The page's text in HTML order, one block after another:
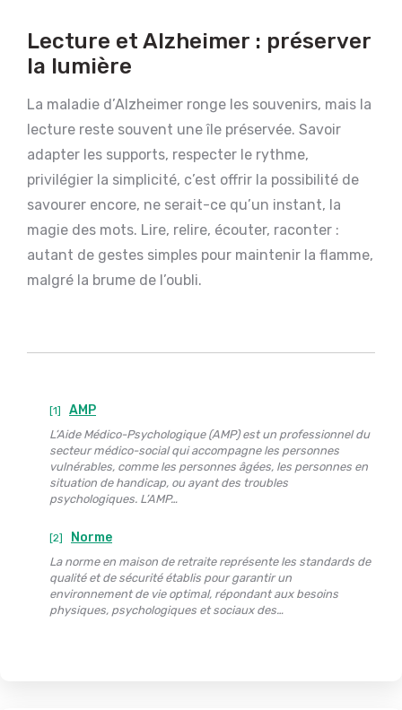
Lecture et Alzheimer : préserver
la lumière
La maladie d’Alzheimer ronge les souvenirs, mais la
lecture reste souvent une île préservée. Savoir
adapter les supports, respecter le rythme,
privilégier la simplicité, c’est offrir la possibilité de
savourer encore, ne serait-ce qu’un instant, la
magie des mots. Lire, relire, écouter, raconter :
autant de gestes simples pour maintenir la flamme,
malgré la brume de l’oubli.
[1] AMP
L’Aide Médico-Psychologique (AMP) est un professionnel du
secteur médico-social qui accompagne les personnes
vulnérables, comme les personnes âgées, les personnes en
situation de handicap, ou ayant des troubles
psychologiques. L’AMP…
[2] Norme
La norme en maison de retraite représente les standards de
qualité et de sécurité établis pour garantir un
environnement de vie optimal, répondant aux besoins
physiques, psychologiques et sociaux des…